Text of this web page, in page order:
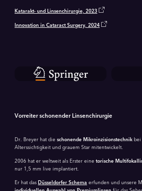
Katarakt- und Linsenchirurgie, 2023
Innovation in Cataract Surgery, 2024
Vorreiter schonender Linsenchirurgie
Dr. Breyer hat die schonende Mikroinzisions­technik bei
Alterssichtigkeit und grauem Star mitentwickelt.
2006 hat er weltweit als Erster eine torische
nur 1,5 mm live implantiert.
Er hat das Düsseldorfer Schema erfunden und unsere